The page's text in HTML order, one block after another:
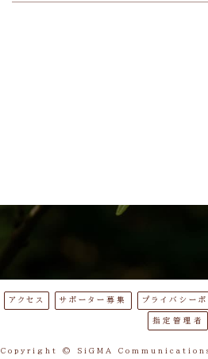
アクセス サポーター募集 プライバシーポ
指定管理者
Copyright © SiGMA